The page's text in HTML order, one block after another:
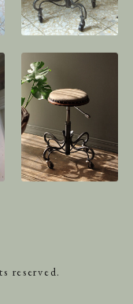
reserved.